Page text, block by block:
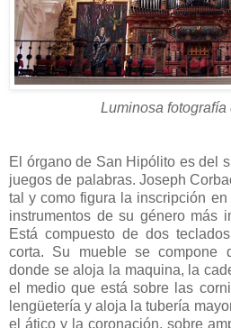
Luminosa fotografía
El órgano de San Hipólito es del
juegos de palabras. Joseph
tal y como figura la inscripción
instrumentos de su género más
Está compuesto de dos
corta. Su mueble se compone
donde se aloja la maquina, la
el medio que está sobre las
lengüetería y aloja la tubería
el ático y la coronación, sobre